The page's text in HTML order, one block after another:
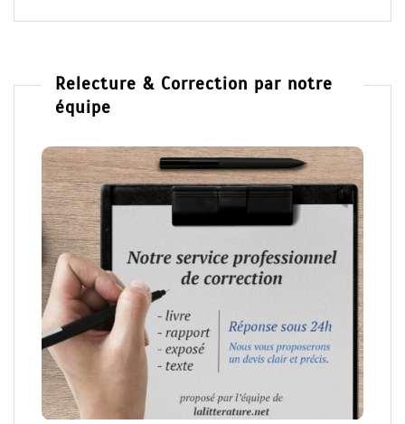
Relecture & Correction par notre
équipe